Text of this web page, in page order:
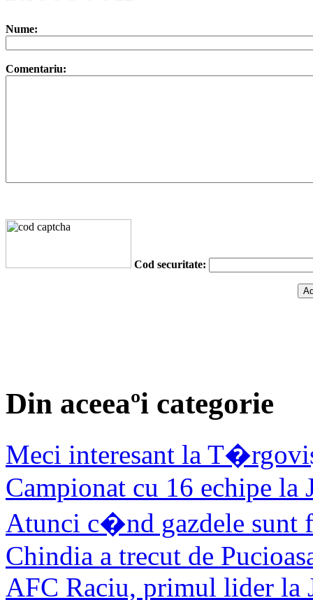
Nume:
Comentariu:
Cod securitate:
Din aceeaºi categorie
Meci interesant la
Campionat cu 16 echipe la
Atunci c�nd gazdele sunt
Chindia a trecut de
AFC Raciu, primul lider la